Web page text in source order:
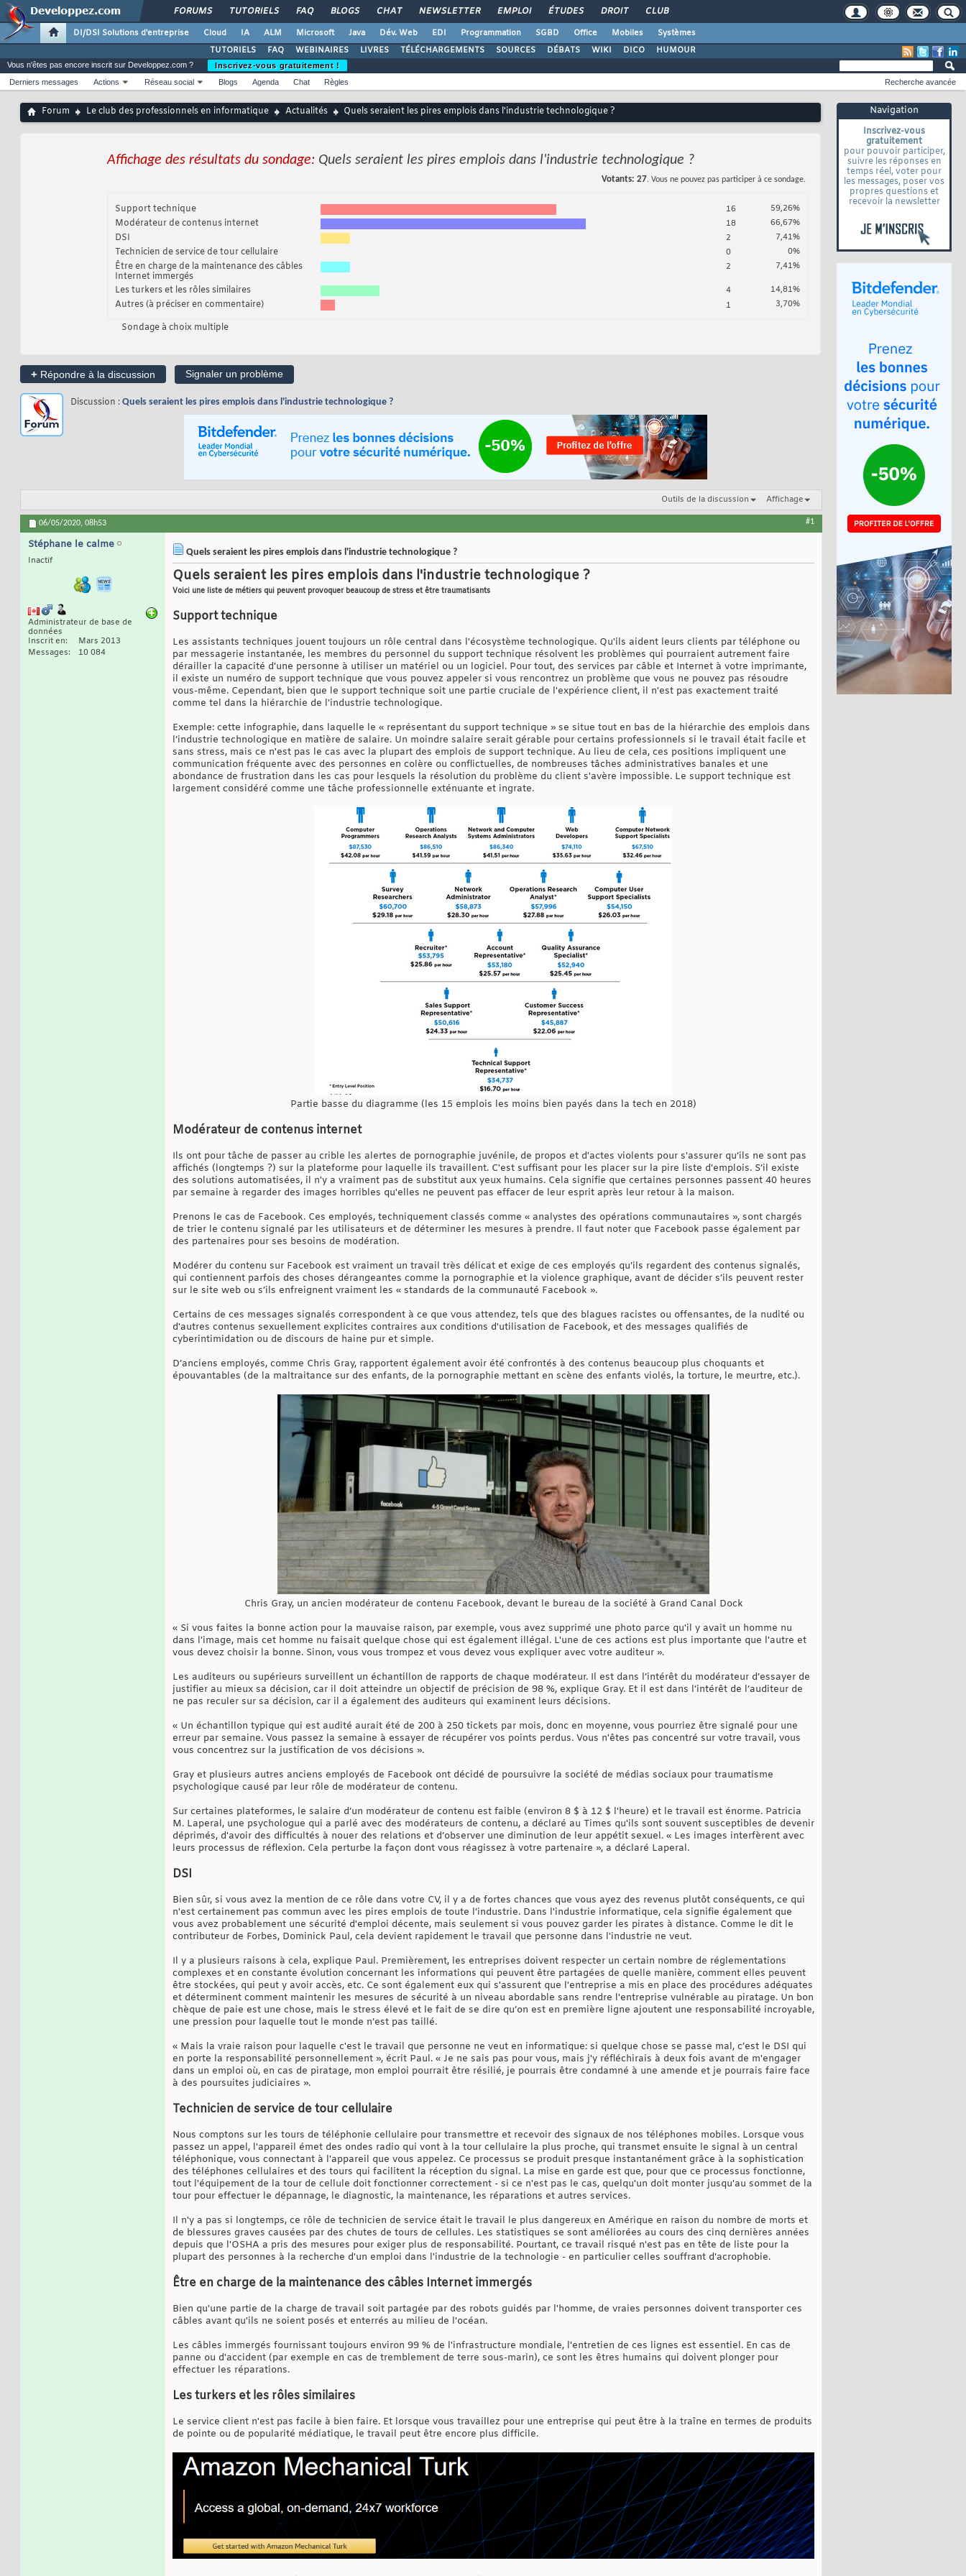
FORUMS TUTORIELS FAQ BLOGS CHAT NEWSLETTER EMPLOI ÉTUDES DROIT CLUB
DI/DSI Solutions d'entreprise Cloud IA ALM Microsoft Java Dév. Web EDI Programmation SGBD Office Mobiles
Systèmes
TUTORIELS
FAQ WEBINAIRES LIVRES TÉLÉCHARGEMENTS SOURCES DÉBATS WIKI DICO HUMOUR
Navigation
Inscrivez-vous
gratuitement
pour pouvoir participer,
suivre les réponses en
temps réel, voter pour
les messages, poser vos
propres questions et
recevoir la newsletter
Vous n'êtes pas encore inscrit sur Developpez.com ?
Inscrivez-vous gratuitement !
Derniers messages
Actions Réseau social Blogs Agenda Chat Règles Recherche avancée
Forum Le club des professionnels en informatique Actualités Quels seraient les pires emplois dans l'industrie technologique ?
Affichage des résultats du sondage: Quels seraient les pires emplois dans l'industrie technologique ?
Votants 27. Vous ne pouvez pas participer à ce sondage.
Support technique 16 59,26%
Modérateur de contenus internet 18 66,67%
DSI 2 7,41%
Technicien de service de tour cellulaire 0 0%
Être en charge de la maintenance des câbles
Internet immergés
2 7,41%
Les turkers et les rôles similaires 4 14,81%
Autres (à préciser en commentaire) 1 3,70%
Sondage à choix multiple
+ Répondre à la discussion Signaler un problème
Discussion : Quels seraient les pires emplois dans l'industrie technologique ?
Outils de la discussion Affichage
06/05/2020, 08h53 #1
Stéphane le calme
Inactif
Administrateur de base de
données
Inscrit en
Mars 2013
Messages
10 084
Quels seraient les pires emplois dans l'industrie technologique ?
Quels seraient les pires emplois dans l'industrie technologique ?
Voici une liste de métiers qui peuvent provoquer beaucoup de stress et être traumatisants
Support technique
Les assistants techniques jouent toujours un rôle central dans l'écosystème technologique. Qu'ils aident leurs clients par téléphone ou
par messagerie instantanée, les membres du personnel du support technique résolvent les problèmes qui pourraient autrement faire
dérailler la capacité d'une personne à utiliser un matériel ou un logiciel. Pour tout, des services par câble et Internet à votre imprimante,
il existe un numéro de support technique que vous pouvez appeler si vous rencontrez un problème que vous ne pouvez pas résoudre
vous-même. Cependant, bien que le support technique soit une partie cruciale de l'expérience client, il n'est pas exactement traité
comme tel dans la hiérarchie de l'industrie technologique.
Exemple: cette infographie, dans laquelle le « représentant du support technique » se situe tout en bas de la hiérarchie des emplois dans
l’industrie technologique en matière de salaire. Un moindre salaire serait gérable pour certains professionnels si le travail était facile et
sans stress, mais ce n'est pas le cas avec la plupart des emplois de support technique. Au lieu de cela, ces positions impliquent une
communication fréquente avec des personnes en colère ou conflictuelles, de nombreuses tâches administratives banales et une
abondance de frustration dans les cas pour lesquels la résolution du problème du client s'avère impossible. Le support technique est
largement considéré comme une tâche professionnelle exténuante et ingrate.
Partie basse du diagramme (les 15 emplois les moins bien payés dans la tech en 2018)
Modérateur de contenus internet
Ils ont pour tâche de passer au crible les alertes de pornographie juvénile, de propos et d'actes violents pour s'assurer qu’ils ne sont pas
affichés (longtemps ?) sur la plateforme pour laquelle ils travaillent. C'est suffisant pour les placer sur la pire liste d'emplois. S’il existe
des solutions automatisées, il n'y a vraiment pas de substitut aux yeux humains. Cela signifie que certaines personnes passent 40 heures
par semaine à regarder des images horribles qu'elles ne peuvent pas effacer de leur esprit après leur retour à la maison.
Prenons le cas de Facebook. Ces employés, techniquement classés comme « analystes des opérations communautaires », sont chargés
de trier le contenu signalé par les utilisateurs et de déterminer les mesures à prendre. Il faut noter que Facebook passe également par
des partenaires pour ses besoins de modération.
Modérer du contenu sur Facebook est vraiment un travail très délicat et exige de ces employés qu’ils regardent des contenus signalés,
qui contiennent parfois des choses dérangeantes comme la pornographie et la violence graphique, avant de décider s’ils peuvent rester
sur le site web ou s’ils enfreignent vraiment les « standards de la communauté Facebook ».
Certains de ces messages signalés correspondent à ce que vous attendez, tels que des blagues racistes ou offensantes, de la nudité ou
d'autres contenus sexuellement explicites contraires aux conditions d'utilisation de Facebook, et des messages qualifiés de
cyberintimidation ou de discours de haine pur et simple.
D’anciens employés, comme Chris Gray, rapportent également avoir été confrontés à des contenus beaucoup plus choquants et
épouvantables (de la maltraitance sur des enfants, de la pornographie mettant en scène des enfants violés, la torture, le meurtre, etc.).
Chris Gray, un ancien modérateur de contenu Facebook, devant le bureau de la société à Grand Canal Dock
« Si vous faites la bonne action pour la mauvaise raison, par exemple, vous avez supprimé une photo parce qu'il y avait un homme nu
dans l'image, mais cet homme nu faisait quelque chose qui est également illégal. L'une de ces actions est plus importante que l'autre et
vous devez choisir la bonne. Sinon, vous vous trompez et vous devez vous expliquer avec votre auditeur ».
Les auditeurs ou supérieurs surveillent un échantillon de rapports de chaque modérateur. Il est dans l’intérêt du modérateur d’essayer de
justifier au mieux sa décision, car il doit atteindre un objectif de précision de 98 %, explique Gray. Et il est dans l’intérêt de l’auditeur de
ne pas reculer sur sa décision, car il a également des auditeurs qui examinent leurs décisions.
« Un échantillon typique qui est audité aurait été de 200 à 250 tickets par mois, donc en moyenne, vous pourriez être signalé pour une
erreur par semaine. Vous passez la semaine à essayer de récupérer vos points perdus. Vous n'êtes pas concentré sur votre travail, vous
vous concentrez sur la justification de vos décisions ».
Gray et plusieurs autres anciens employés de Facebook ont décidé de poursuivre la société de médias sociaux pour traumatisme
psychologique causé par leur rôle de modérateur de contenu.
Sur certaines plateformes, le salaire d’un modérateur de contenu est faible (environ 8 $ à 12 $ l'heure) et le travail est énorme. Patricia
M. Laperal, une psychologue qui a parlé avec des modérateurs de contenu, a déclaré au Times qu'ils sont souvent susceptibles de devenir
déprimés, d'avoir des difficultés à nouer des relations et d’observer une diminution de leur appétit sexuel. « Les images interfèrent avec
leurs processus de réflexion. Cela perturbe la façon dont vous réagissez à votre partenaire », a déclaré Laperal.
DSI
Bien sûr, si vous avez la mention de ce rôle dans votre CV, il y a de fortes chances que vous ayez des revenus plutôt conséquents, ce qui
n'est certainement pas commun avec les pires emplois de toute l’industrie. Dans l'industrie informatique, cela signifie également que
vous avez probablement une sécurité d'emploi décente, mais seulement si vous pouvez garder les pirates à distance. Comme le dit le
contributeur de Forbes, Dominick Paul, cela devient rapidement le travail que personne dans l'industrie ne veut.
Il y a plusieurs raisons à cela, explique Paul. Premièrement, les entreprises doivent respecter un certain nombre de réglementations
complexes et en constante évolution concernant les informations qui peuvent être partagées de quelle manière, comment elles peuvent
être stockées, qui peut y avoir accès, etc. Ce sont également eux qui s'assurent que l'entreprise a mis en place des procédures adéquates
et déterminent comment maintenir les mesures de sécurité à un niveau abordable sans rendre l'entreprise vulnérable au piratage. Un bon
chèque de paie est une chose, mais le stress élevé et le fait de se dire qu’on est en première ligne ajoutent une responsabilité incroyable,
une pression pour laquelle tout le monde n’est pas taillé.
« Mais la vraie raison pour laquelle c'est le travail que personne ne veut en informatique: si quelque chose se passe mal, c’est le DSI qui
en porte la responsabilité personnellement », écrit Paul. « Je ne sais pas pour vous, mais j'y réfléchirais à deux fois avant de m'engager
dans un emploi où, en cas de piratage, mon emploi pourrait être résilié, je pourrais être condamné à une amende et je pourrais faire face
à des poursuites judiciaires ».
Technicien de service de tour cellulaire
Nous comptons sur les tours de téléphonie cellulaire pour transmettre et recevoir des signaux de nos téléphones mobiles. Lorsque vous
passez un appel, l'appareil émet des ondes radio qui vont à la tour cellulaire la plus proche, qui transmet ensuite le signal à un central
téléphonique, vous connectant à l'appareil que vous appelez. Ce processus se produit presque instantanément grâce à la sophistication
des téléphones cellulaires et des tours qui facilitent la réception du signal. La mise en garde est que, pour que ce processus fonctionne,
tout l'équipement de la tour de cellule doit fonctionner correctement - si ce n'est pas le cas, quelqu'un doit monter jusqu'au sommet de la
tour pour effectuer le dépannage, le diagnostic, la maintenance, les réparations et autres services.
Il n'y a pas si longtemps, ce rôle de technicien de service était le travail le plus dangereux en Amérique en raison du nombre de morts et
de blessures graves causées par des chutes de tours de cellules. Les statistiques se sont améliorées au cours des cinq dernières années
depuis que l'OSHA a pris des mesures pour exiger plus de responsabilité. Pourtant, ce travail risqué n'est pas en tête de liste pour la
plupart des personnes à la recherche d'un emploi dans l'industrie de la technologie - en particulier celles souffrant d'acrophobie.
Être en charge de la maintenance des câbles Internet immergés
Bien qu'une partie de la charge de travail soit partagée par des robots guidés par l'homme, de vraies personnes doivent transporter ces
câbles avant qu'ils ne soient posés et enterrés au milieu de l'océan.
Les câbles immergés fournissant toujours environ 99 % de l'infrastructure mondiale, l'entretien de ces lignes est essentiel. En cas de
panne ou d'accident (par exemple en cas de tremblement de terre sous-marin), ce sont les êtres humains qui doivent plonger pour
effectuer les réparations.
Les turkers et les rôles similaires
Le service client n'est pas facile à bien faire. Et lorsque vous travaillez pour une entreprise qui peut être à la traîne en termes de produits
de pointe ou de popularité médiatique, le travail peut être encore plus difficile.